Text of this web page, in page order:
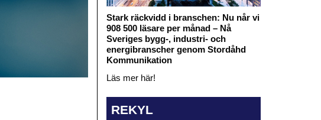
Stark räckvidd i branschen: Nu når vi
908 500 läsare per månad – Nå
Sveriges bygg-, industri- och
energibranscher genom Stordåhd
Kommunikation
Läs mer här!
REKYL